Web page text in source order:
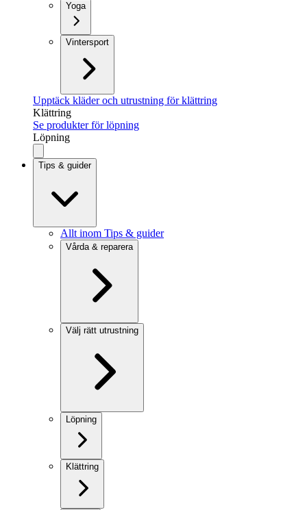
Yoga
Vintersport
Upptäck kläder och utrustning för klättring
Klättring
Se produkter för löpning
Löpning
Tips & guider
Allt inom Tips & guider
Vårda & reparera
Välj rätt utrustning
Löpning
Klättring